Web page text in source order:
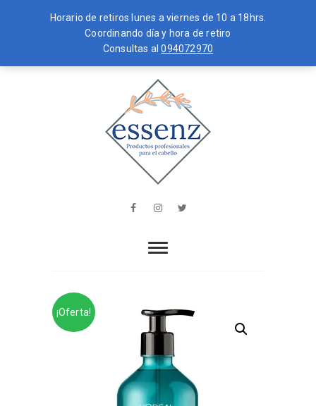
Horario de retiros lunes a viernes de 10 a 18hrs.
Coordinando día y hora de retiro
Consultas al094072970
to
essenz
EL CABELLO
FacebookInstagram
¡Oferta!